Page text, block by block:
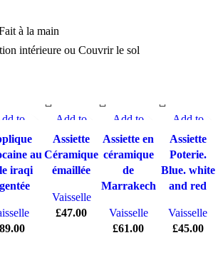
à la main
intérieure ou Couvrir le sol
to
view
wishlist
au
iraqi
89.00
Add to
compare
Quick view
Add to
Assiette
Céramique
émaillée
Vaisselle
£47.00
Add to
compare
Quick view
Add to
wishlist
Assiette en
céramique
de
Marrakech
Vaisselle
£61.00
Add to
compare
Quick view
Add to
wishlist
Assiette
Poterie.
Blue. white
and red
Vaisselle
£45.00